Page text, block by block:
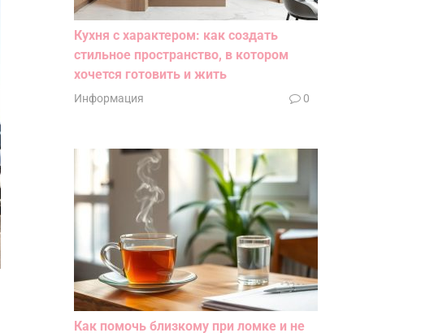
Кухня с характером: как создать
стильное пространство, в котором
хочется готовить и жить
Информация 0
Как помочь близкому при ломке и не